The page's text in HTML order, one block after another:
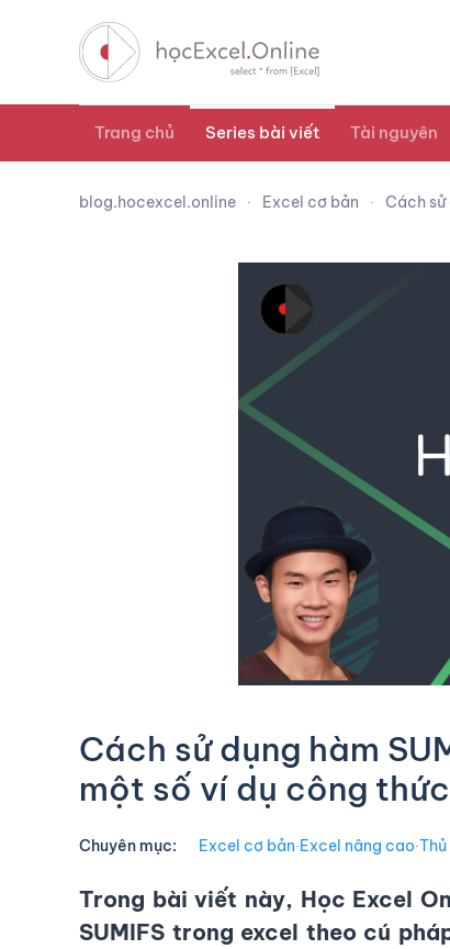
Trang chủ Series bài viết Tài nguyên
blog.hocexcel.online Excel cơ bản Cách sử
Cách sử dụng hàm
một số ví dụ công thức
Chuyên mục: Excel cơ bản∙Excel nâng cao∙
Trong bài viết này, Học Excel
SUMIFS trong excel theo cú